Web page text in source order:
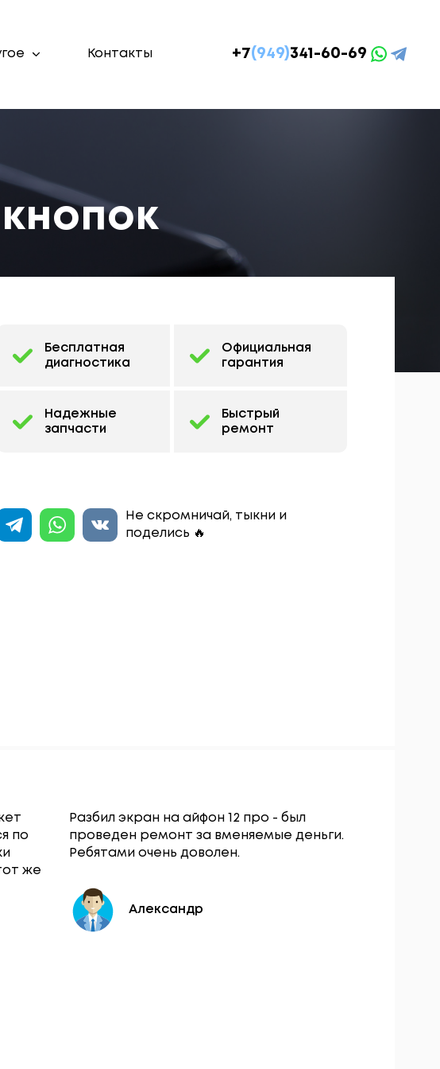
Контакты +7(949)341-60-69
Бесплатная
диагностика
Официальная
гарантия
Надежные
запчасти
Быстрый
ремонт
Не скромничай, тыкни и
поделись 🔥
по
же
Разбил экран на айфон 12 про - был
проведен ремонт за вменяемые деньги.
Ребятами очень доволен.
Александр